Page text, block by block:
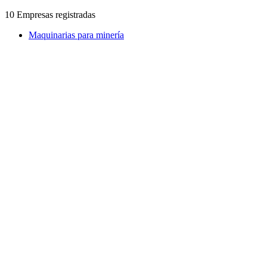
10 Empresas registradas
Maquinarias para minería